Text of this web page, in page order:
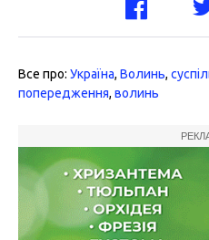
Все про: Україна, Волинь,
попередження, волинь